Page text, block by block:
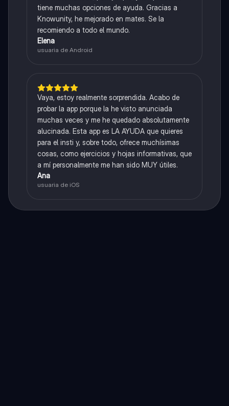
tiene muchas opciones de ayuda. Gracias a
Knowunity, he mejorado en mates. Se la
recomiendo a todo el mundo.
Elena
usuaria de Android
Vaya, estoy realmente sorprendida. Acabo de
probar la app porque la he visto anunciada
muchas veces y me he quedado absolutamente
alucinada. Esta app es LA AYUDA que quieres
para el insti y, sobre todo, ofrece muchísimas
cosas, como ejercicios y hojas informativas, que
a mí personalmente me han sido MUY útiles.
Ana
usuaria de iOS